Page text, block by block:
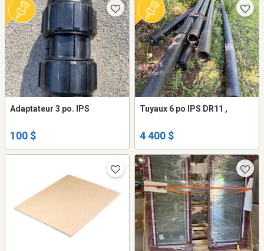
Adaptateur 3 po. IPS
100 $
Tuyaux 6 po IPS DR11 ,
4 400 $